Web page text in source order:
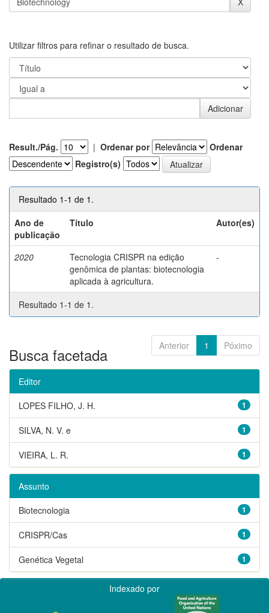
Utilizar filtros para refinar o resultado de busca.
Result./Pág. | Ordenar por
Ordenar
Registro(s)
Resultado 1-1 de 1.
Ano de
publicação
Título Autor(es)
2020
Tecnologia CRISPR na edição
genômica de plantas: biotecnologia
aplicada à agricultura.
-
Resultado 1-1 de 1.
Anterior 1 Póximo
Busca facetada
Editor
1
LOPES FILHO, J. H.
1
SILVA, N. V. e
1
VIEIRA, L. R.
Assunto
1
Biotecnologia
1
CRISPR/Cas
1
Genética Vegetal
Indexado por